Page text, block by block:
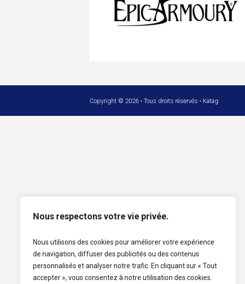
Nous respectons votre vie privée.
Nous utilisons des cookies pour améliorer votre expérience
de navigation, diffuser des publicités ou des contenus
personnalisés et analyser notre trafic. En cliquant sur « Tout
accepter », vous consentez à notre utilisation des cookies.
Copyright © 2026 • Tous droits réservés • Katag